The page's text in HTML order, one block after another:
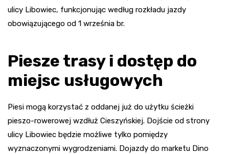
ulicy Libowiec, funkcjonując według rozkładu jazdy
obowiązującego od 1 września br.
Piesze trasy i dostęp do
miejsc usługowych
Piesi mogą korzystać z oddanej już do użytku ścieżki
pieszo-rowerowej wzdłuż Cieszyńskiej. Dojście od strony
ulicy Libowiec będzie możliwe tylko pomiędzy
wyznaczonymi wygrodzeniami. Dojazdy do marketu Dino